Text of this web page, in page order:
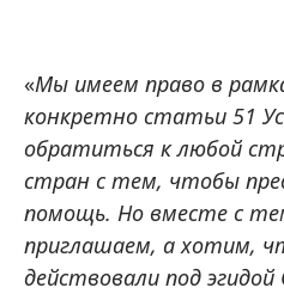
«Мы имеем право в
конкретно статьи 51
обратиться к любой
стран с тем, чтобы
помощь. Но вместе с
приглашаем, а хотим,
действовали под